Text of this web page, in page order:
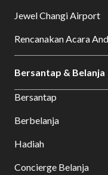
Jewel Changi Airport
Rencanakan Acara
Bersantap & Belanja
Bersantap
Berbelanja
Hadiah
Concierge Belanja